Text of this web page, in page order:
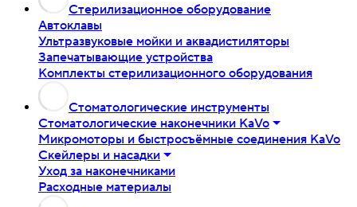
Стерилизационное оборудование
Автоклавы
Ультразвуковые мойки и аквадистиляторы
Запечатывающие устройства
Комплекты стерилизационного оборудования
Стоматологические инструменты
Стоматологические наконечники KaVo
Микромоторы и быстросъёмные соединения KaVo
Скейлеры и насадки
Уход за наконечниками
Расходные материалы